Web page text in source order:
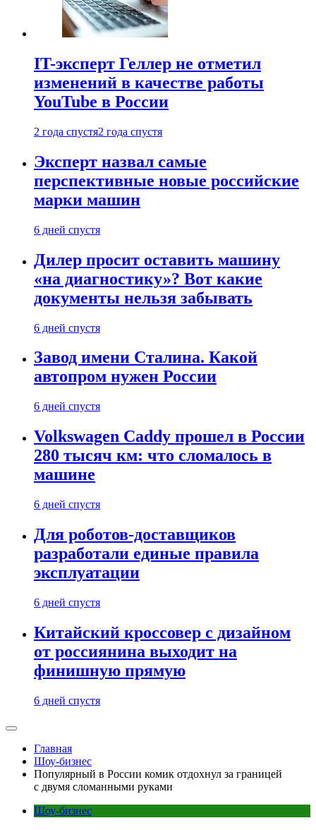
IT-эксперт Геллер не отметил
изменений в качестве работы
YouTube в России
2 года спустя2 года спустя
Эксперт назвал самые
перспективные новые российские
марки машин
6 дней спустя
Дилер просит оставить машину
«на диагностику»? Вот какие
документы нельзя забывать
6 дней спустя
Завод имени Сталина. Какой
автопром нужен России
6 дней спустя
Volkswagen Caddy прошел в России
280 тысяч км: что сломалось в
машине
6 дней спустя
Для роботов-доставщиков
разработали единые правила
эксплуатации
6 дней спустя
Китайский кроссовер с дизайном
от россиянина выходит на
финишную прямую
6 дней спустя
Главная
Шоу-бизнес
Популярный в России комик отдохнул за границей
с двумя сломанными руками
Шоу-бизнес